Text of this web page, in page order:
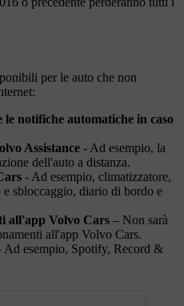
per le auto che non
le notifiche automatiche in caso
Assistance - Ad esempio, la
dell'auto a distanza.
- Ad esempio, climatizzatore,
sbloccaggio, diario di bordo e
all'app Volvo Cars – Non sarà
all'app Volvo Cars.
Ad esempio, Spotify, Record &